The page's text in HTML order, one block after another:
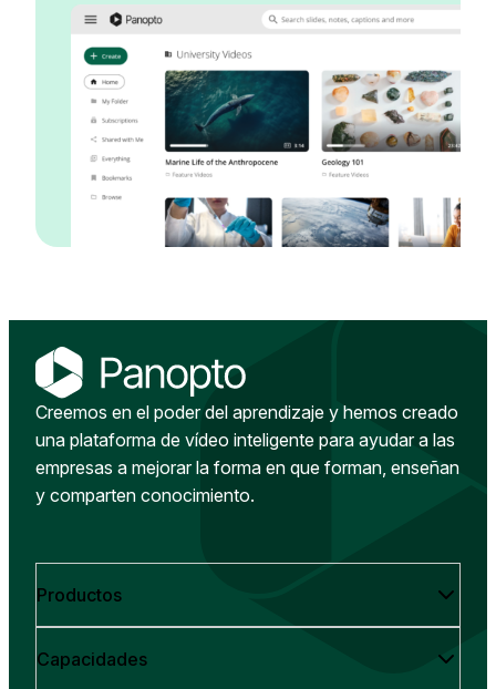
Creemos en el poder del aprendizaje y hemos creado
una plataforma de vídeo inteligente para ayudar a las
empresas a mejorar la forma en que forman, enseñan
y comparten conocimiento.
Productos
Capacidades